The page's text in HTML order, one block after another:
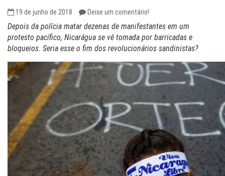
19 de junho de 2018 Deixe um comentário!
Depois da polícia matar dezenas de manifestantes em um
protesto pacífico, Nicarágua se vê tomada por barricadas e
bloqueios. Seria esse o fim dos revolucionários sandinistas?